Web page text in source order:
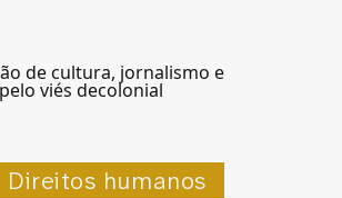
de cultura, jornalismo e
viés decolonial
Direitos humanos